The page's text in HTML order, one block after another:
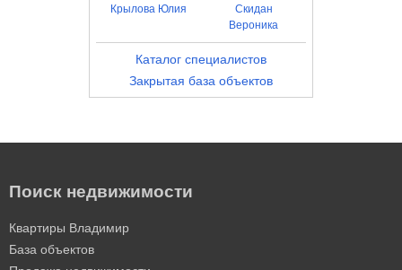
Крылова Юлия
Скидан
Вероника
Каталог специалистов
Закрытая база объектов
Поиск недвижимости
Квартиры Владимир
База объектов